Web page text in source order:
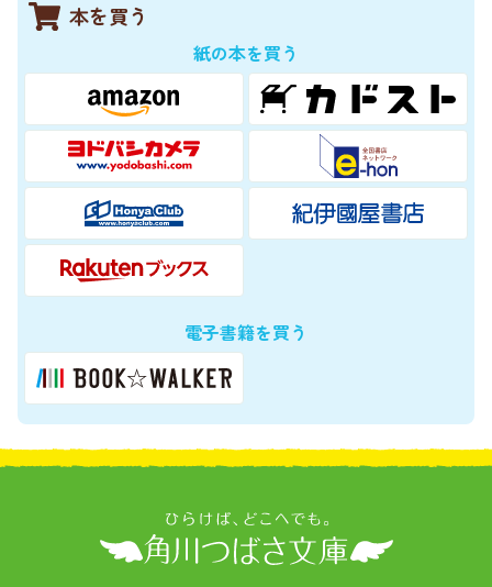
本を買う
紙の本を買う
電子書籍を買う